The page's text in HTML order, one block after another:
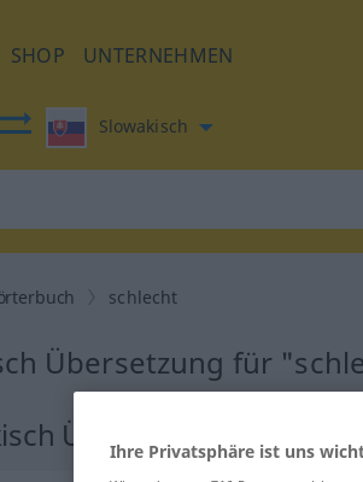
SHOP UNTERNEHMEN
Slowakisch
schlecht
Übersetzung für
Übersetzung
Ihre Privatsphäre ist uns